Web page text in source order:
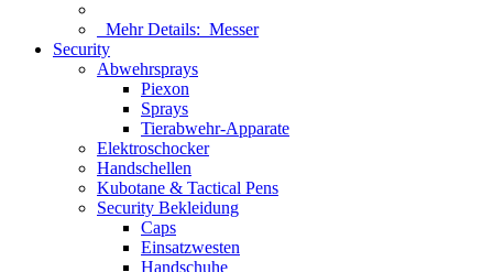
Mehr Details: Messer
Security
Abwehrsprays
Piexon
Sprays
Tierabwehr-Apparate
Elektroschocker
Handschellen
Kubotane & Tactical Pens
Security Bekleidung
Caps
Einsatzwesten
Handschuhe